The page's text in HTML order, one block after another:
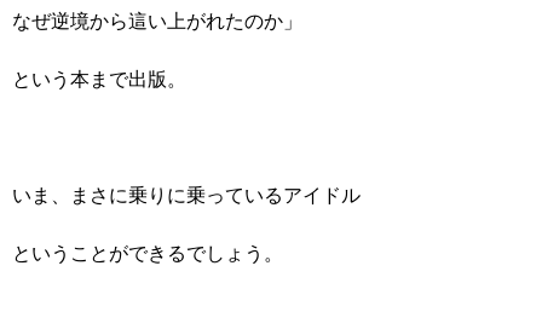
なぜ逆境から這い上がれたのか」
という本まで出版。
いま、まさに乗りに乗っているアイドル
ということができるでしょう。